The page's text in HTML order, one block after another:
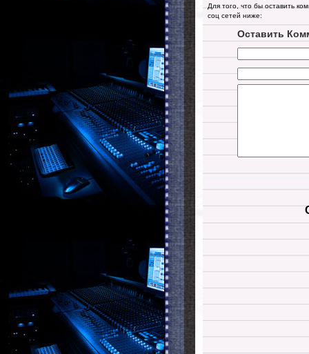
Для того, что бы оставить
соц сетей ниже:
Оставить